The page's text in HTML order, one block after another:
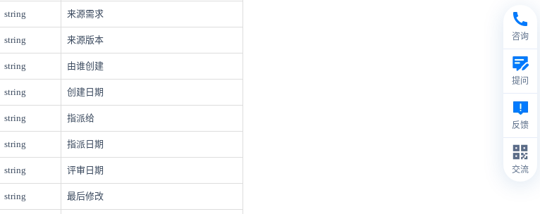
string 来源需求
string 来源版本
string 由谁创建
string 创建日期
string 指派给
string 指派日期
string 评审日期
string 最后修改
咨询
提问
反馈
交流